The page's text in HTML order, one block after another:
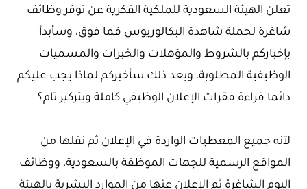
تعلن الهيئة السعودية للملكية الفكرية عن توفر وظائف
شاغرة لحملة شاهدة البكالوريوس فما فوق، وسأبدأ
بإخباركم بالشروط والمؤهلات والخبرات والمسميات
الوظيفية المطلوبة، وبعد ذلك سأخبركم لماذا يجب عليكم
دائما قراءة فقرات الإعلان الوظيفي كاملة وبتركيز تام؟
لآنه جميع المعطيات الواردة في الإعلان ثم نقلها من
المواقع الرسمية للجهات الموظفة بالسعودية، ووظائف
اليوم الشاغرة ثم الإعلان عنها من الموارد البشرية بالهيئة